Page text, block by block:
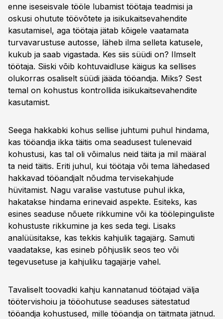
enne iseseisvale tööle lubamist töötaja teadmisi ja
oskusi ohutute töövõtete ja isikukaitsevahendite
kasutamisel, aga töötaja jätab kõigele vaatamata
turvavarustuse autosse, läheb ilma selleta katusele,
kukub ja saab vigastada. Kes siis süüdi on? Ilmselt
töötaja. Siiski võib kohtuvaidluse käigus ka sellises
olukorras osaliselt süüdi jääda tööandja. Miks? Sest
temal on kohustus kontrollida isikukaitsevahendite
kasutamist.
Seega hakkabki kohus sellise juhtumi puhul hindama,
kas tööandja ikka täitis oma seadusest tulenevaid
kohustusi, kas tal oli võimalus neid täita ja mil määral
ta neid täitis. Eriti juhul, kui töötaja või tema lähedased
hakkavad tööandjalt nõudma tervisekahjude
hüvitamist. Nagu varalise vastutuse puhul ikka,
hakatakse hindama erinevaid aspekte. Esiteks, kas
esines seaduse nõuete rikkumine või ka töölepinguliste
kohustuste rikkumine ja kes seda tegi. Lisaks
analüüsitakse, kas tekkis kahjulik tagajärg. Samuti
vaadatakse, kas esineb põhjuslik seos teo või
tegevusetuse ja kahjuliku tagajärje vahel.
Tavaliselt toovadki kahju kannatanud töötajad välja
töötervishoiu ja tööohutuse seaduses sätestatud
tööandja kohustused, mille tööandja on täitmata jätnud.